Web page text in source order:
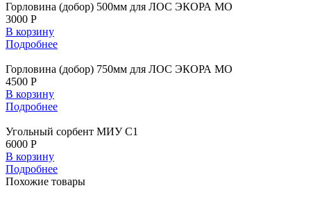
Горловина (добор) 500мм для ЛОС ЭКОРА МО
3000 Р
В корзину
Подробнее
Горловина (добор) 750мм для ЛОС ЭКОРА МО
4500 Р
В корзину
Подробнее
Угольный сорбент МИУ С1
6000 Р
В корзину
Подробнее
Похожие товары